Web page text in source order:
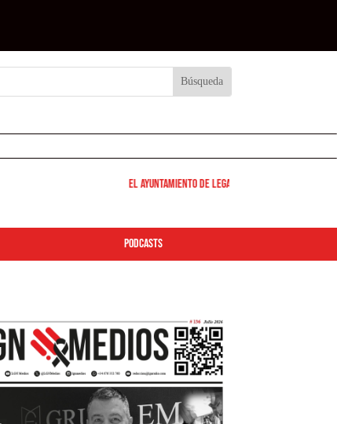
El Ayuntamiento de Leganés pone en marcha los
podcasts